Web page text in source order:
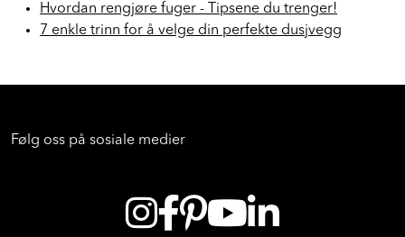
Hvordan rengjøre fuger - Tipsene du trenger!
7 enkle trinn for å velge din perfekte dusjvegg
Følg oss på sosiale medier